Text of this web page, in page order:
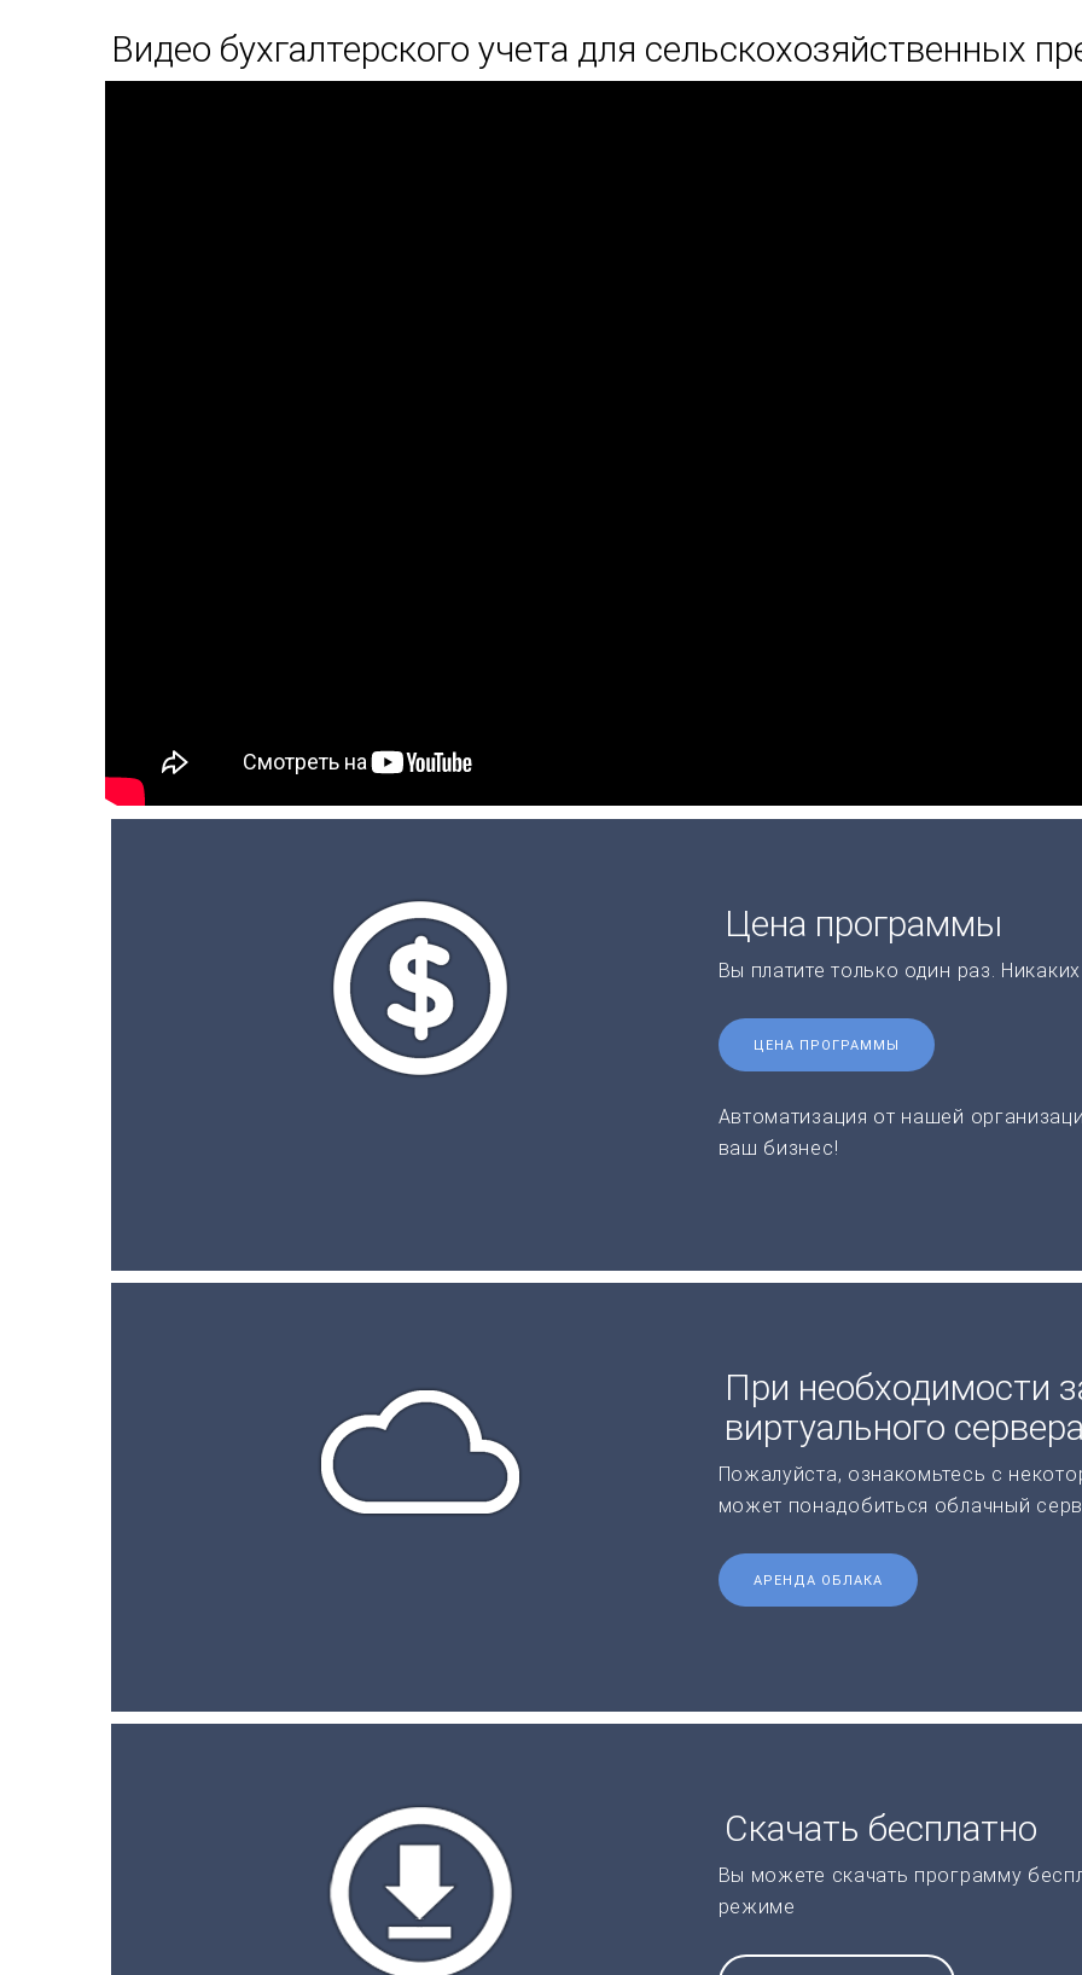
Видео бухгалтерского учета для сельскохозяйственных
Цена программы
Вы платите только один раз.
ЦЕНА ПРОГРАММЫ
Автоматизация от нашей
ваш бизнес!
При необходимости
виртуального сервера
Пожалуйста, ознакомьтесь с
может понадобиться облачный
АРЕНДА ОБЛАКА
Скачать бесплатно
Вы можете скачать программу
режиме